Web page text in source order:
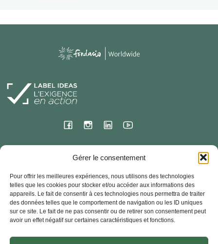
Gérer le consentement
Pour offrir les meilleures expériences, nous utilisons des technologies
telles que les cookies pour stocker et/ou accéder aux informations des
appareils. Le fait de consentir à ces technologies nous permettra de traiter
des données telles que le comportement de navigation ou les ID uniques
sur ce site. Le fait de ne pas consentir ou de retirer son consentement peut
avoir un effet négatif sur certaines caractéristiques et fonctions.
Siège international
78000 VERSAILLES – France
Contact
33 + (0) 1 30 83 03 90
Fondacio Worldwide- Tous droits réservés – 2024